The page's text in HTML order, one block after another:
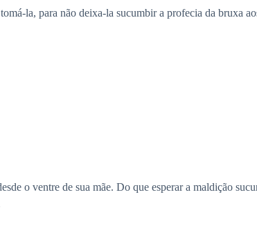
la, para não deixa-la sucumbir a profecia da bruxa
o ventre de sua mãe. Do que esperar a maldição